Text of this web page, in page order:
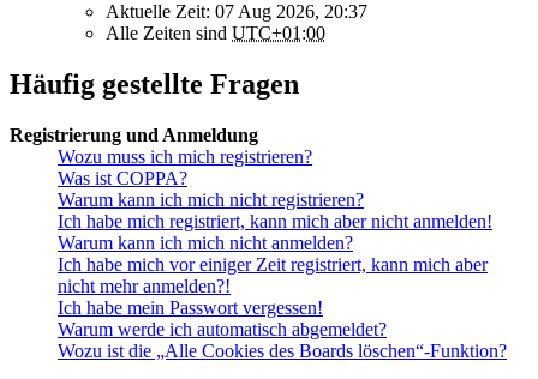
Aktuelle Zeit: 07 Aug 2026, 20:37
Alle Zeiten sind UTC+01:00
Häufig gestellte Fragen
Registrierung und Anmeldung
Wozu muss ich mich registrieren?
Was ist COPPA?
Warum kann ich mich nicht registrieren?
Ich habe mich registriert, kann mich aber nicht anmelden!
Warum kann ich mich nicht anmelden?
Ich habe mich vor einiger Zeit registriert, kann mich aber
nicht mehr anmelden?!
Ich habe mein Passwort vergessen!
Warum werde ich automatisch abgemeldet?
Wozu ist die „Alle Cookies des Boards löschen“-Funktion?